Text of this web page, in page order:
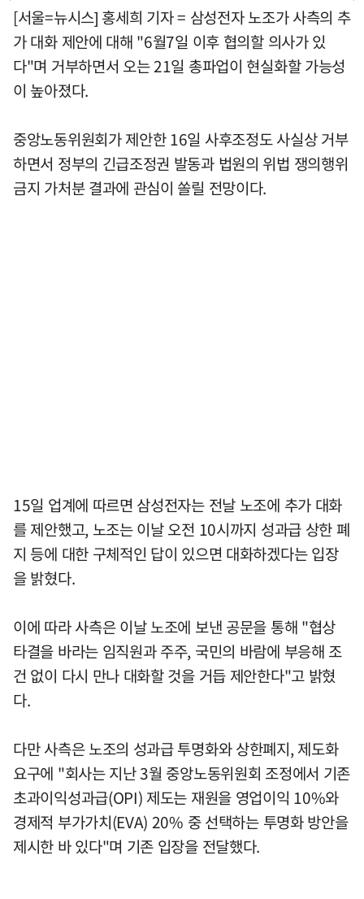
[서울=뉴시스] 홍세희 기자 = 삼성전자 노조가 사측의 추
가 대화 제안에 대해 "6월7일 이후 협의할 의사가 있
다"며 거부하면서 오는 21일 총파업이 현실화할 가능성
이 높아졌다.
중앙노동위원회가 제안한 16일 사후조정도 사실상 거부
하면서 정부의 긴급조정권 발동과 법원의 위법 쟁의행위
금지 가처분 결과에 관심이 쏠릴 전망이다.
15일 업계에 따르면 삼성전자는 전날 노조에 추가 대화
를 제안했고, 노조는 이날 오전 10시까지 성과급 상한 폐
지 등에 대한 구체적인 답이 있으면 대화하겠다는 입장
을 밝혔다.
이에 따라 사측은 이날 노조에 보낸 공문을 통해 "협상
타결을 바라는 임직원과 주주, 국민의 바람에 부응해 조
건 없이 다시 만나 대화할 것을 거듭 제안한다"고 밝혔
다.
다만 사측은 노조의 성과급 투명화와 상한폐지, 제도화
요구에 "회사는 지난 3월 중앙노동위원회 조정에서 기존
초과이익성과급(OPI) 제도는 재원을 영업이익 10%와
경제적 부가가치(EVA) 20% 중 선택하는 투명화 방안을
제시한 바 있다"며 기존 입장을 전달했다.